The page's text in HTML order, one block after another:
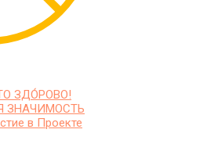
ЗДО́РОВО!
ЗНАЧИМОСТЬ
в Проекте